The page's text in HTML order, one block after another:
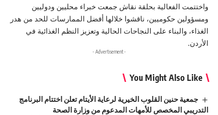
واختتمت الفعالية بحلقة نقاش جمعت خبراء محليين ودوليين
ومسؤولين حكوميين، ناقشوا خلالها أفضل الممارسات للحد من هدر
الغذاء، والبناء على النجاحات الحالية وتعزيز النظم الغذائية في
الأردن.
- Advertisement -
You Might Also Like
جمعية حنين القلوب الخيرية لرعاية الأيتام تعلن اختتام البرنامج
التدريبي المخصص للأمهات المدعوم من وزارة الصحة